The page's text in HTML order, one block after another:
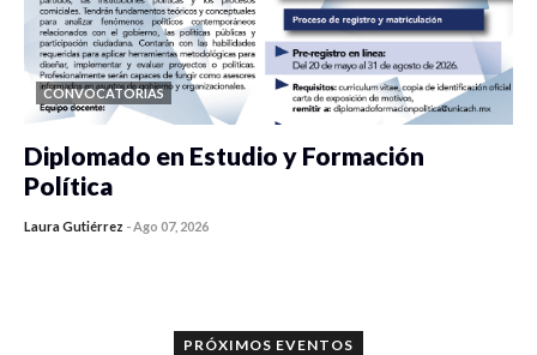
CONVOCATORIAS
Diplomado en Estudio y Formación
Política
Laura Gutiérrez -Ago 07, 2026
PRÓXIMOS EVENTOS